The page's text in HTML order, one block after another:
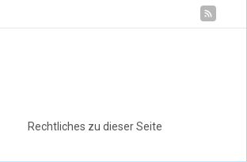
Rechtliches zu dieser Seite